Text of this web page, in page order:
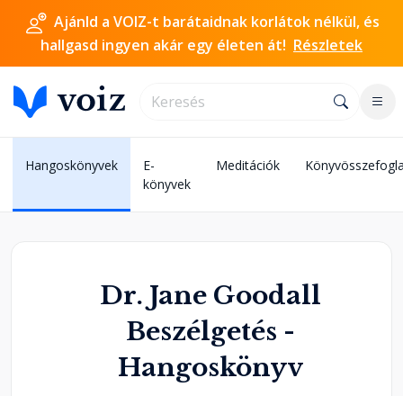
Ajánld a VOIZ-t barátaidnak korlátok nélkül, és
hallgasd ingyen akár egy életen át! Részletek
Hangoskönyvek
E-
könyvek
Meditációk
Dr. Jane Goodall
Beszélgetés -
Hangoskönyv